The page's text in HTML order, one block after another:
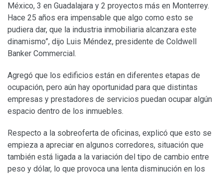
México, 3 en Guadalajara y 2 proyectos más en Monterrey.
Hace 25 años era impensable que algo como esto se
pudiera dar, que la industria inmobiliaria alcanzara este
dinamismo”, dijo Luis Méndez, presidente de Coldwell
Banker Commercial.
Agregó que los edificios están en diferentes etapas de
ocupación, pero aún hay oportunidad para que distintas
empresas y prestadores de servicios puedan ocupar algún
espacio dentro de los inmuebles.
Respecto a la sobreoferta de oficinas, explicó que esto se
empieza a apreciar en algunos corredores, situación que
también está ligada a la variación del tipo de cambio entre
peso y dólar, lo que provoca una lenta disminución en los